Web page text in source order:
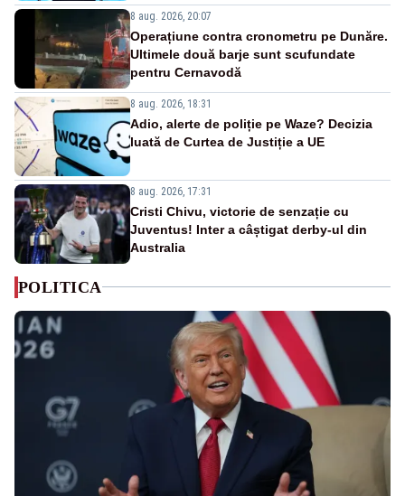
8 aug. 2026, 20:07
Operațiune contra cronometru pe Dunăre.
Ultimele două barje sunt scufundate
pentru Cernavodă
8 aug. 2026, 18:31
Adio, alerte de poliție pe Waze? Decizia
luată de Curtea de Justiție a UE
8 aug. 2026, 17:31
Cristi Chivu, victorie de senzație cu
Juventus! Inter a câștigat derby-ul din
Australia
POLITICA